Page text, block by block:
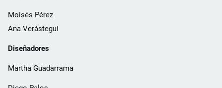
Moisés Pérez
Ana Verástegui
Diseñadores
Martha Guadarrama